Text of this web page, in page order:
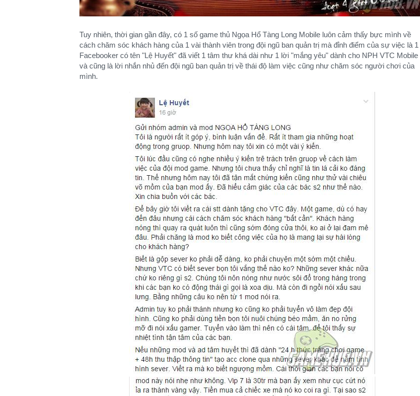
Tuy nhiên, thời gian gần đây, có 1 số game thủ Ngọa Hổ Tàng Long Mobile luôn cảm thấy bực mình về
cách chăm sóc khách hàng của 1 vài thành viên trong đội ngũ ban quản trị mà đỉnh điểm của sự việc là 1
Facebooker có tên "Lệ Huyết" đã viết 1 tâm thư khá dài như 1 lời "mắng yêu" dành cho NPH VTC Mobile
và cũng là lời nhắn nhủ đến đội ngũ ban quản trị về thái độ làm việc cũng như chăm sóc người chơi của
mình.